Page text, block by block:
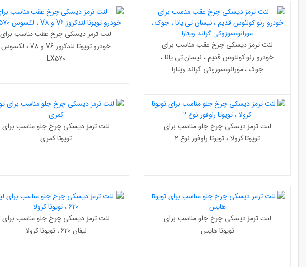
لنت ترمز دیسکی چرخ عقب مناسب برای
خودرو رنو کولئوس قدیم ، نیسان تی یانا ،
جوک ، مورانو،سوزوکی گراند ویتارا
لنت ترمز دیسکی چرخ عقب مناسب برای
خودرو تویوتا لندکروز V6 و V8 ، لکسوس
LX570
لنت ترمز دیسکی چرخ جلو مناسب برای
تویوتا کرولا ، تویوتا راوفور نوع 2
لنت ترمز دیسکی چرخ جلو مناسب برای
تویوتا کمری
لنت ترمز دیسکی چرخ جلو مناسب برای
تویوتا هایس
لنت ترمز دیسکی چرخ جلو مناسب برای
لیفان 620 ، تویوتا کرولا